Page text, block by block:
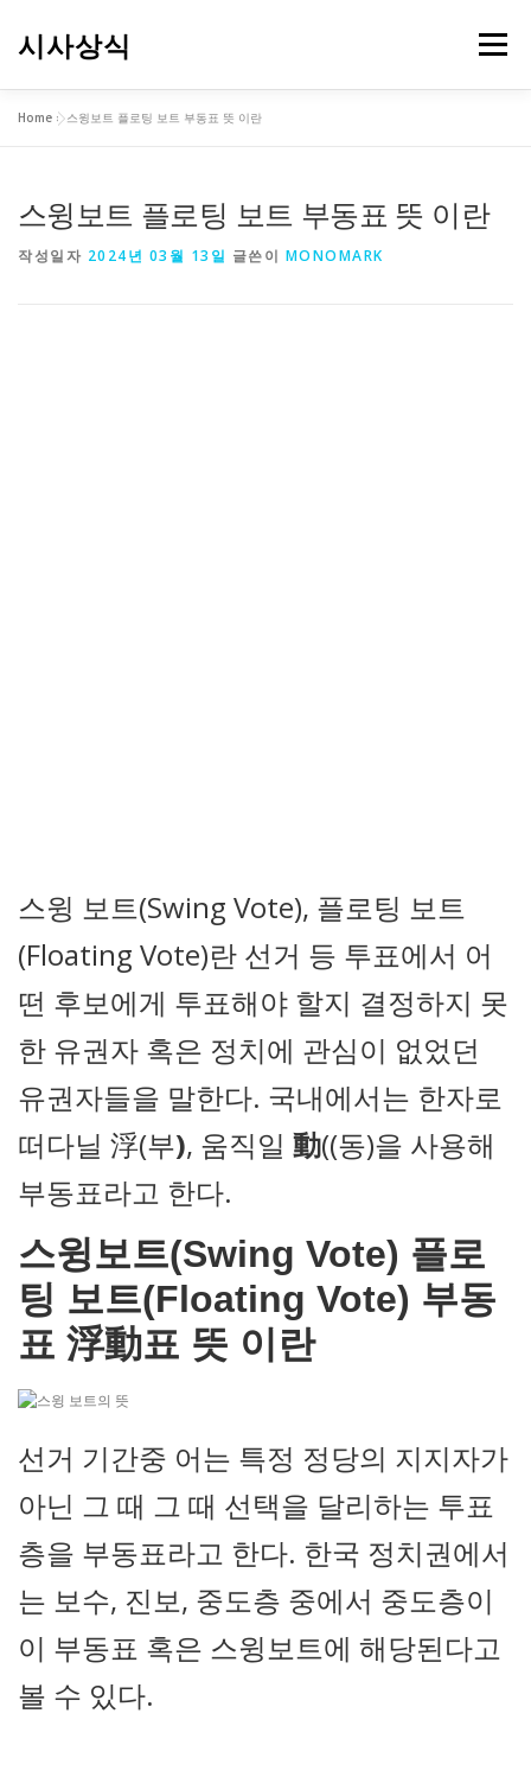
시사상식 메뉴
Home »스윙보트 플로팅 보트 부동표 뜻 이란
스윙보트 플로팅 보트 부동표 뜻 이란
작성일자 2024년 03월 13일 글쓴이 MONOMARK
스윙 보트(Swing Vote), 플로팅 보트
(Floating Vote)란 선거 등 투표에서 어
떤 후보에게 투표해야 할지 결정하지 못
한 유권자 혹은 정치에 관심이 없었던
유권자들을 말한다. 국내에서는 한자로
떠다닐 浮(부), 움직일 動((동)을 사용해
부동표라고 한다.
스윙보트(Swing Vote) 플로
팅 보트(Floating Vote) 부동
표 浮動표 뜻 이란
선거 기간중 어는 특정 정당의 지지자가
아닌 그 때 그 때 선택을 달리하는 투표
층을 부동표라고 한다. 한국 정치권에서
는 보수, 진보, 중도층 중에서 중도층이
이 부동표 혹은 스윙보트에 해당된다고
볼 수 있다.